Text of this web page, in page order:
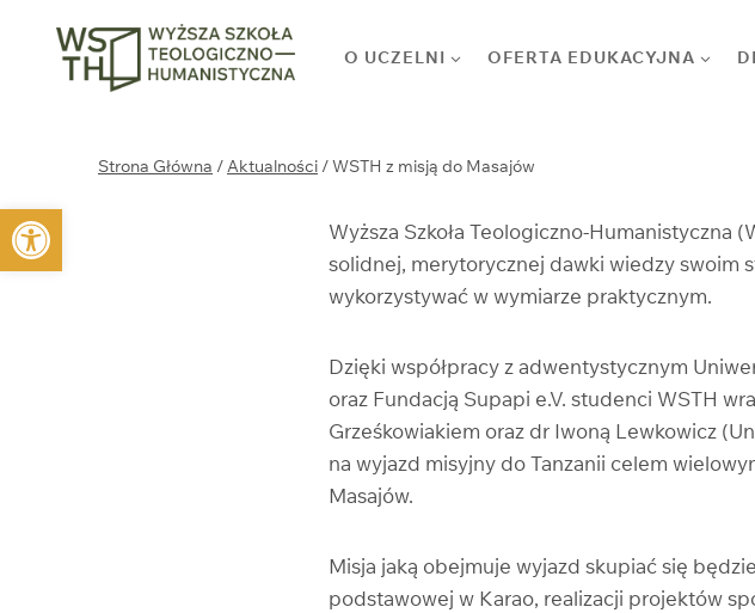
Otwórz pasek narzędzi
O UCZELNI OFERTA EDUKACYJNA
Strona Główna /Aktualności /WSTH z misją do Masajów
Wyższa Szkoła Teologiczno-Humanistyczna
solidnej, merytorycznej dawki wiedzy swoim
wykorzystywać w wymiarze praktycznym.
Dzięki współpracy z adwentystycznym
oraz Fundacją Supapi e.V. studenci WSTH
Grześkowiakiem oraz dr Iwoną Lewkowicz
na wyjazd misyjny do Tanzanii celem
Masajów.
Misja jaką obejmuje wyjazd skupiać się
podstawowej w Karao, realizacji projektów